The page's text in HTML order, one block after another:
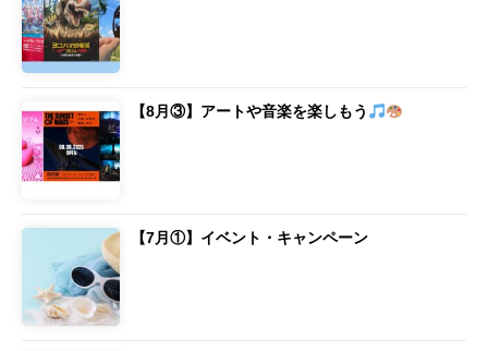
【8月③】アートや音楽を楽しもう
【7月①】イベント・キャンペーン